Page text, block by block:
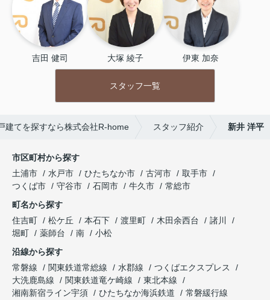
吉田 健司 大塚 綾子 伊東 加奈
スタッフ一覧
建てを探すなら株式会社R-home スタッフ紹介 新井 洋平
市区町村から探す
土浦市
水戸市 ひたちなか市 古河市
取手市
つくば市
守谷市 石岡市 牛久市
常総市
町名から探す
住吉町
松ケ丘 本石下 渡里町 木田余西台
諸川
堀町
薬師台 南
小松
沿線から探す
常磐線
関東鉄道常総線 水郡線
つくばエクスプレス
大洗鹿島線
関東鉄道竜ケ崎線
東北本線
湘南新宿ライン宇須
ひたちなか海浜鉄道
常磐緩行線